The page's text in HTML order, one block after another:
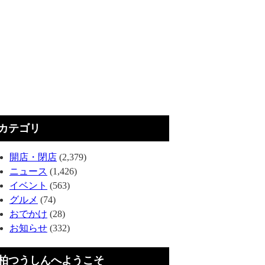
テゴリ
開店・閉店 (2,379)
ニュース (1,426)
イベント (563)
グルメ (74)
おでかけ (28)
お知らせ (332)
つうしんへようこそ